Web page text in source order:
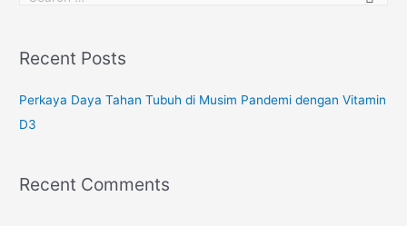
Recent Posts
Perkaya Daya Tahan Tubuh di Musim Pandemi dengan Vitamin
D3
Recent Comments